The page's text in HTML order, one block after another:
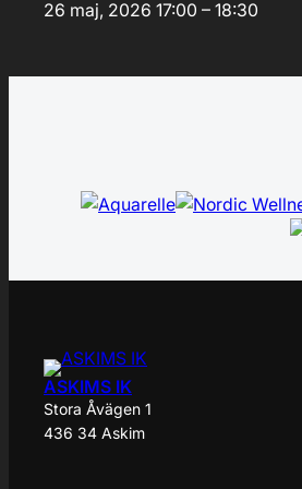
26 maj, 2026 17:00 – 18:30
ASKIMS IK
Stora Åvägen 1
436 34 Askim